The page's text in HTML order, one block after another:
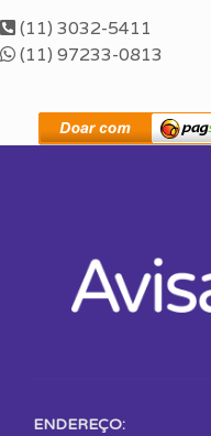
(11) 3032-5411
(11) 97233-0813
ENDEREÇO: